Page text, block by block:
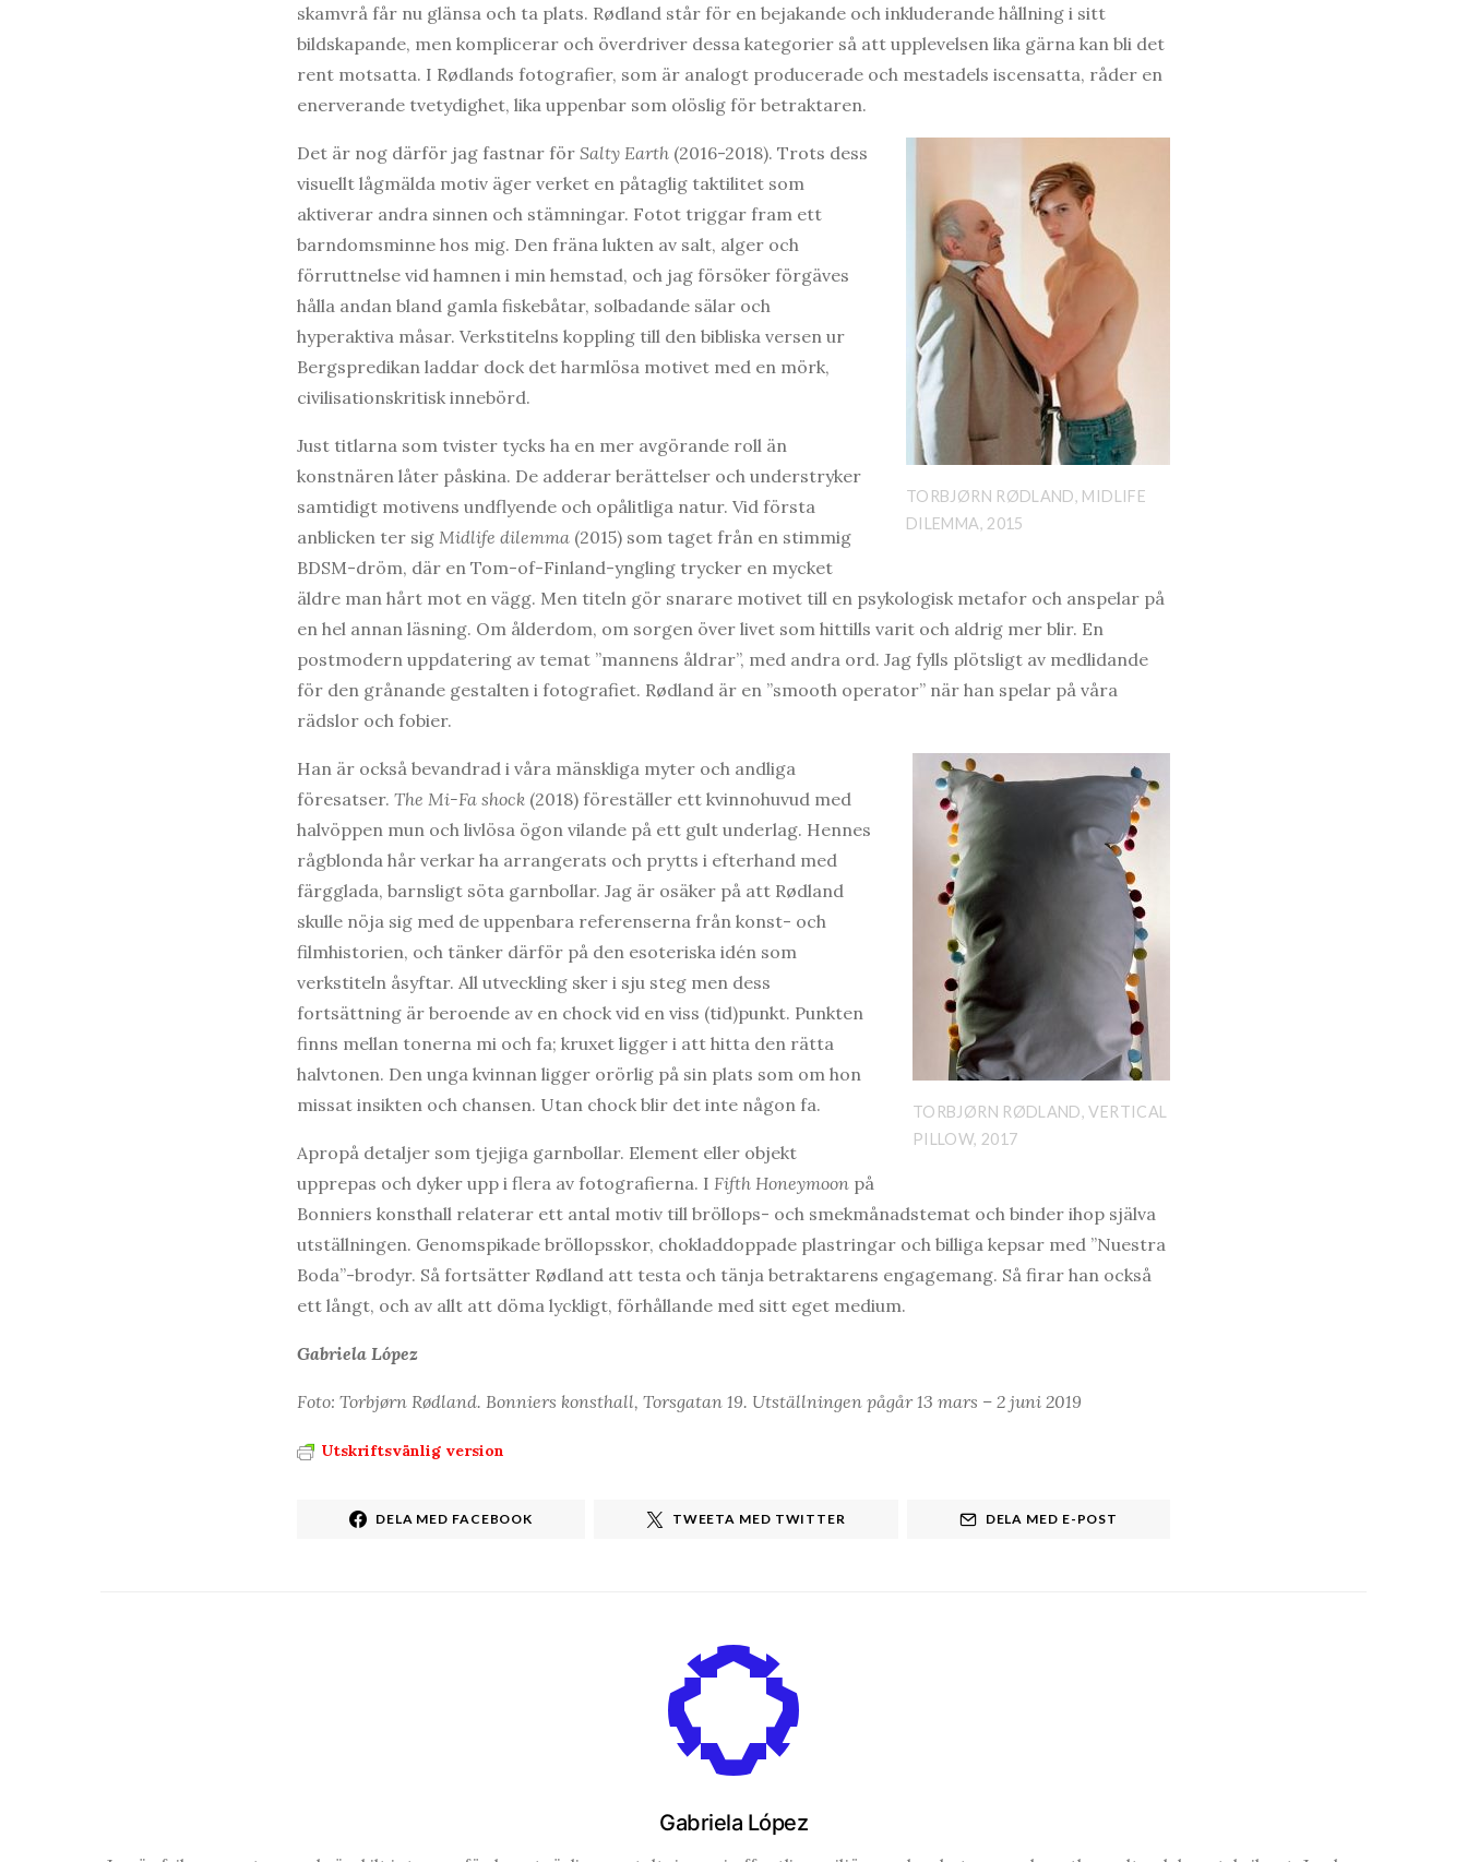
skamvrå får nu glänsa och ta plats. Rødland står för en bejakande och inkluderande hållning i sitt
bildskapande, men komplicerar och överdriver dessa kategorier så att upplevelsen lika gärna kan bli det
rent motsatta. I Rødlands fotografier, som är analogt producerade och mestadels iscensatta, råder en
enerverande tvetydighet, lika uppenbar som olöslig för betraktaren.
TORBJØRN RØDLAND, MIDLIFE
DILEMMA, 2015
Det är nog därför jag fastnar för Salty Earth (2016-2018). Trots dess
visuellt lågmälda motiv äger verket en påtaglig taktilitet som
aktiverar andra sinnen och stämningar. Fotot triggar fram ett
barndomsminne hos mig. Den fräna lukten av salt, alger och
förruttnelse vid hamnen i min hemstad, och jag försöker förgäves
hålla andan bland gamla fiskebåtar, solbadande sälar och
hyperaktiva måsar. Verkstitelns koppling till den bibliska versen ur
Bergspredikan laddar dock det harmlösa motivet med en mörk,
civilisationskritisk innebörd.
Just titlarna som tvister tycks ha en mer avgörande roll än
konstnären låter påskina. De adderar berättelser och understryker
samtidigt motivens undflyende och opålitliga natur. Vid första
anblicken ter sig Midlife dilemma (2015) som taget från en stimmig
BDSM-dröm, där en Tom-of-Finland-yngling trycker en mycket
äldre man hårt mot en vägg. Men titeln gör snarare motivet till en psykologisk metafor och anspelar på
en hel annan läsning. Om ålderdom, om sorgen över livet som hittills varit och aldrig mer blir. En
postmodern uppdatering av temat ”mannens åldrar”, med andra ord. Jag fylls plötsligt av medlidande
för den grånande gestalten i fotografiet. Rødland är en ”smooth operator” när han spelar på våra
rädslor och fobier.
TORBJØRN RØDLAND, VERTICAL
PILLOW, 2017
Han är också bevandrad i våra mänskliga myter och andliga
föresatser. The Mi-Fa shock (2018) föreställer ett kvinnohuvud med
halvöppen mun och livlösa ögon vilande på ett gult underlag. Hennes
rågblonda hår verkar ha arrangerats och prytts i efterhand med
färgglada, barnsligt söta garnbollar. Jag är osäker på att Rødland
skulle nöja sig med de uppenbara referenserna från konst- och
filmhistorien, och tänker därför på den esoteriska idén som
verkstiteln åsyftar. All utveckling sker i sju steg men dess
fortsättning är beroende av en chock vid en viss (tid)punkt. Punkten
finns mellan tonerna mi och fa; kruxet ligger i att hitta den rätta
halvtonen. Den unga kvinnan ligger orörlig på sin plats som om hon
missat insikten och chansen. Utan chock blir det inte någon fa.
Apropå detaljer som tjejiga garnbollar. Element eller objekt
upprepas och dyker upp i flera av fotografierna. I Fifth Honeymoon på
Bonniers konsthall relaterar ett antal motiv till bröllops- och smekmånadstemat och binder ihop själva
utställningen. Genomspikade bröllopsskor, chokladdoppade plastringar och billiga kepsar med ”Nuestra
Boda”-brodyr. Så fortsätter Rødland att testa och tänja betraktarens engagemang. Så firar han också
ett långt, och av allt att döma lyckligt, förhållande med sitt eget medium.
Gabriela López
Foto: Torbjørn Rødland. Bonniers konsthall, Torsgatan 19. Utställningen pågår 13 mars – 2 juni 2019
Utskriftsvänlig version
DELA MED FACEBOOK TWEETA MED TWITTER DELA MED E-POST
Gabriela López